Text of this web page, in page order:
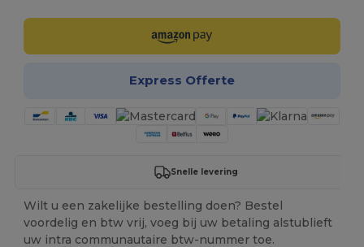
Express Offerte
Snelle levering
Wilt u een zakelijke bestelling doen? Bestel
voordelig en btw vrij, voeg bij uw betaling alstublieft
uw intra communautaire btw-nummer toe.